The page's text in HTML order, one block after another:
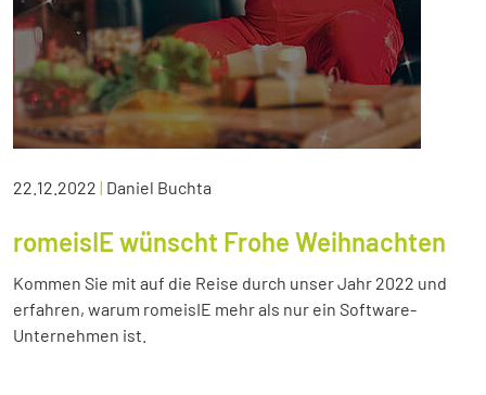
22.12.2022 | Daniel Buchta
romeisIE wünscht Frohe Weihnachten
Kommen Sie mit auf die Reise durch unser Jahr 2022 und
erfahren, warum romeisIE mehr als nur ein Software-
Unternehmen ist.